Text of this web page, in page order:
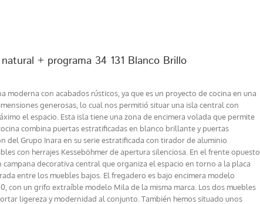
+ programa 34 131 Blanco Brillo
con acabados rústicos, ya que es un proyecto de cocina en una
generosas, lo cual nos permitió situar una isla central con
el espacio. Esta isla tiene una zona de encimera volada que permite
combina puertas estratificadas en blanco brillante y puertas
del Grupo Inara en su serie estratificada con tirador de aluminio
con herrajes Kesseböhmer de apertura silenciosa. En el frente opuesto
decorativa central que organiza el espacio en torno a la placa
entre los muebles bajos. El fregadero es bajo encimera modelo
con un grifo extraíble modelo Mila de la misma marca. Los dos muebles
ligereza y modernidad al conjunto. También hemos situado unos